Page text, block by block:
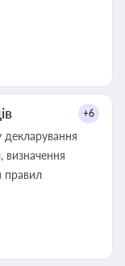
+6
декларування
визначення
правил